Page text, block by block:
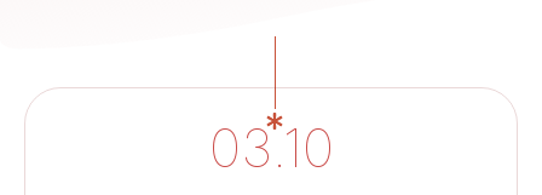
03.10